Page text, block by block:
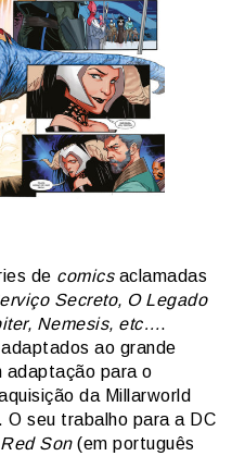
de comicsaclamadas
Secreto, O Legado
Nemesis, etc….
ao grande
adaptação para o
da Millarworld
O seu trabalho para a DC
Son(em português